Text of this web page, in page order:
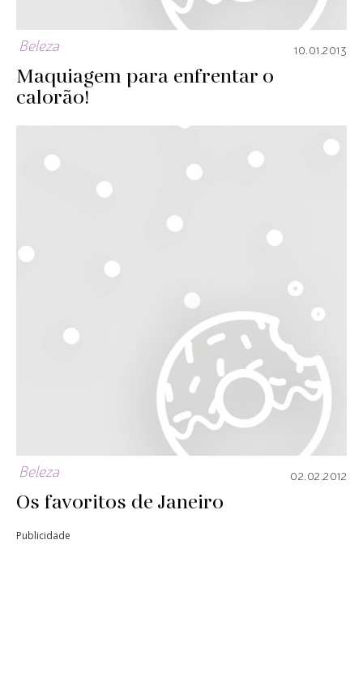
Beleza 10.01.2013
Maquiagem para enfrentar o
calorão!
Beleza 02.02.2012
Os favoritos de Janeiro
Publicidade